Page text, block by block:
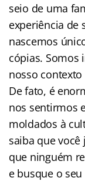
seio de uma
experiência de
nascemos
cópias. Somos
nosso
De fato, é
nos sentirmos
moldados à
saiba que
que ninguém
e busque o